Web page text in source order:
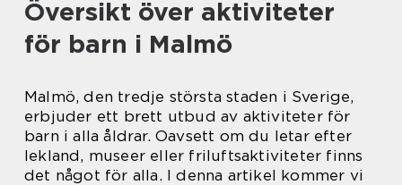
Översikt över aktiviteter
för barn i Malmö
Malmö, den tredje största staden i Sverige,
erbjuder ett brett utbud av aktiviteter för
barn i alla åldrar. Oavsett om du letar efter
lekland, museer eller friluftsaktiviteter finns
det något för alla. I denna artikel kommer vi